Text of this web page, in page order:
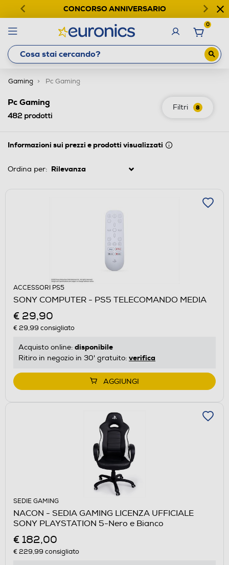
CONCORSO ANNIVERSARIO
0
Gaming Pc Gaming
Filtri 8
Pc Gaming
482prodotti
Informazioni sui prezzi e prodotti visualizzati
Ordina per:
ACCESSORI PS5
SONY COMPUTER - PS5 TELECOMANDO MEDIA
€ 29,90
€ 29,99 consigliato
Acquisto online: disponibile
Ritiro in negozio in 30' gratuito: verifica
AGGIUNGI
SEDIE GAMING
NACON - SEDIA GAMING LICENZA UFFICIALE
SONY PLAYSTATION 5-Nero e Bianco
€ 182,00
€ 229,99 consigliato